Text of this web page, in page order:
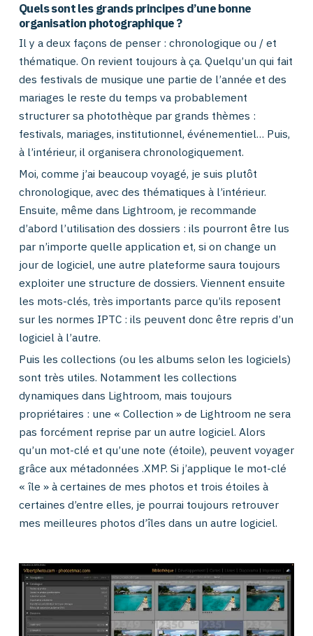
Quels sont les grands principes d’une bonne
organisation photographique ?
Il y a deux façons de penser : chronologique ou / et
thématique. On revient toujours à ça. Quelqu’un qui fait
des festivals de musique une partie de l’année et des
mariages le reste du temps va probablement
structurer sa photothèque par grands thèmes :
festivals, mariages, institutionnel, événementiel… Puis,
à l’intérieur, il organisera chronologiquement.
Moi, comme j’ai beaucoup voyagé, je suis plutôt
chronologique, avec des thématiques à l’intérieur.
Ensuite, même dans Lightroom, je recommande
d’abord l’utilisation des dossiers : ils pourront être lus
par n’importe quelle application et, si on change un
jour de logiciel, une autre plateforme saura toujours
exploiter une structure de dossiers. Viennent ensuite
les mots-clés, très importants parce qu’ils reposent
sur les normes IPTC : ils peuvent donc être repris d’un
logiciel à l’autre.
Puis les collections (ou les albums selon les logiciels)
sont très utiles. Notamment les collections
dynamiques dans Lightroom, mais toujours
propriétaires : une « Collection » de Lightroom ne sera
pas forcément reprise par un autre logiciel. Alors
qu’un mot-clé et qu’une note (étoile), peuvent voyager
grâce aux métadonnées .XMP. Si j’applique le mot-clé
« île » à certaines de mes photos et trois étoiles à
certaines d’entre elles, je pourrai toujours retrouver
mes meilleures photos d’îles dans un autre logiciel.